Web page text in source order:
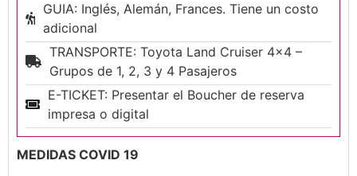
GUIA: Inglés, Alemán, Frances. Tiene un costo
adicional
TRANSPORTE: Toyota Land Cruiser 4x4 –
Grupos de 1, 2, 3 y 4 Pasajeros
E-TICKET: Presentar el Boucher de reserva
impresa o digital
MEDIDAS COVID 19